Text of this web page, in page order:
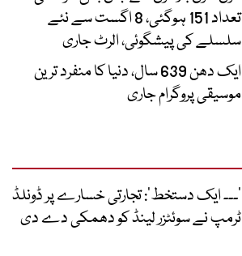
تعداد 151 ہوگئی، 8 اگست سے نئے
سلسلے کی پیشگوئی، الرٹ جاری
ایک دھن 639 سال، دنیا کا منفرد ترین
موسیقی پروگرام جاری
’۔۔۔ ایک دستخط‘: تجارتی خسارے پر ڈونلڈ
ٹرمپ نے سوئٹزر لینڈ کو دھمکی دے دی